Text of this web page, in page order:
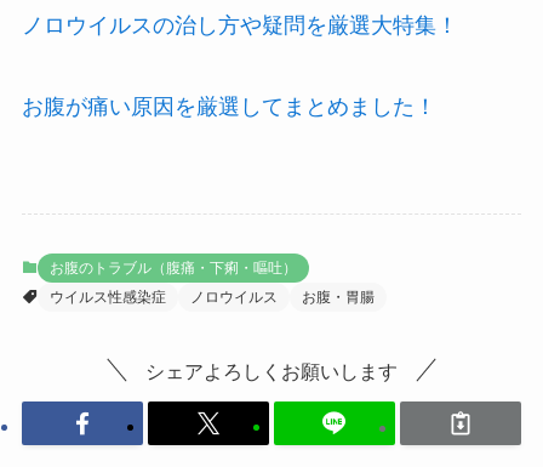
ノロウイルスの治し方や疑問を厳選大特集！
お腹が痛い原因を厳選してまとめました！
お腹のトラブル（腹痛・下痢・嘔吐）
ウイルス性感染症
ノロウイルス お腹・胃腸
シェアよろしくお願いします